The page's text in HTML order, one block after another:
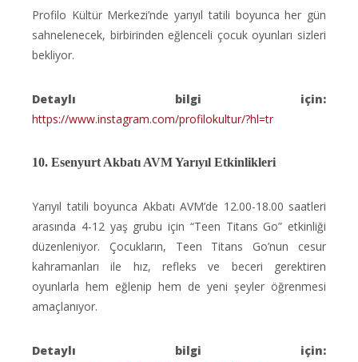
​Profilo Kültür Merkezi’nde yarıyıl tatili boyunca her gün
sahnelenecek, birbirinden eğlenceli çocuk oyunları sizleri
bekliyor.
Detaylı bilgi için:
https://www.instagram.com/profilokultur/?hl=tr
10. Esenyurt Akbatı AVM Yarıyıl Etkinlikleri
Yarıyıl tatili boyunca Akbatı AVM’de 12.00-18.00 saatleri
arasında 4-12 yaş grubu için “Teen Titans Go” etkinliği
düzenleniyor. Çocukların, Teen Titans Go’nun cesur
kahramanları ile hız, refleks ve beceri gerektiren
oyunlarla hem eğlenip hem de yeni şeyler öğrenmesi
amaçlanıyor.
Detaylı bilgi için: